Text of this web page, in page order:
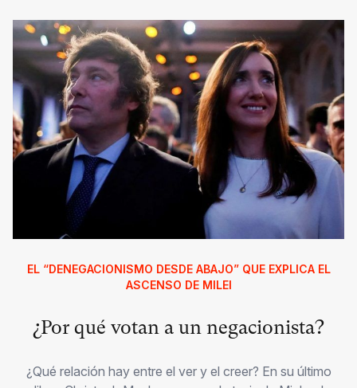
EL “DENEGACIONISMO DESDE ABAJO” QUE EXPLICA EL
ASCENSO DE MILEI
¿Por qué votan a un negacionista?
¿Qué relación hay entre el ver y el creer? En su último